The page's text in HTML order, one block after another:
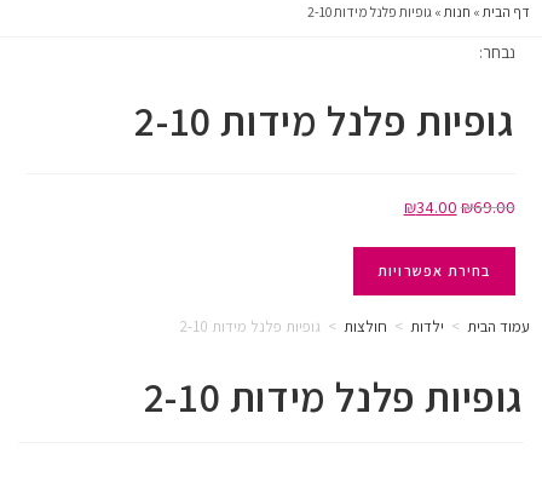
דף הבית » חנות » גופיות פלנל מידות 2-10
נבחר:
גופיות פלנל מידות 2-10
₪69.00
₪34.00
בחירת אפשרויות
עמוד הבית > ילדות > חולצות > גופיות פלנל מידות 2-10
גופיות פלנל מידות 2-10